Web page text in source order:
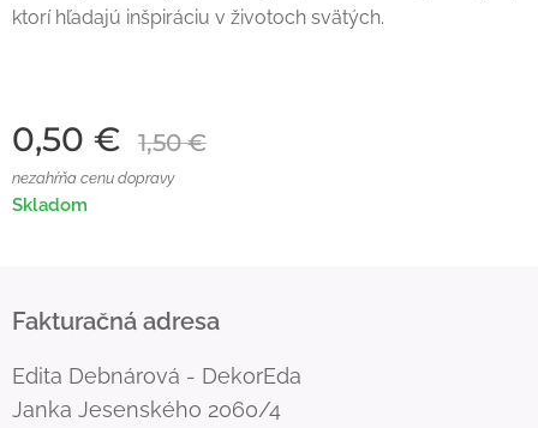
ktorí hľadajú inšpiráciu v životoch svätých.
0,50 € 1,50€
nezahŕňa cenu dopravy
Skladom
Fakturačná adresa
Edita Debnárová - DekorEda
Janka Jesenského 2060/4